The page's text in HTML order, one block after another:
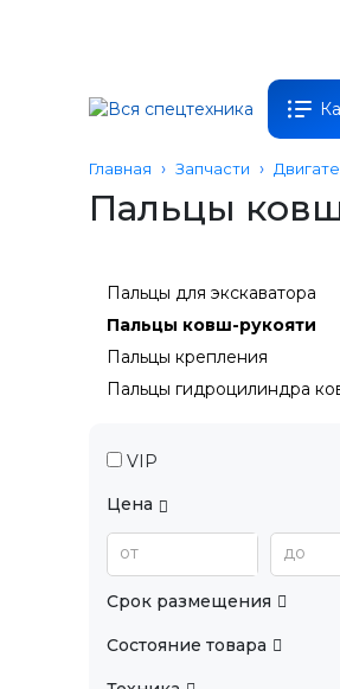
Главная Запчасти
Пальцы
Пальцы для экскаватора
Пальцы ковш-рукояти
Пальцы крепления
Пальцы гидроцилиндра
VIP
Цена
от до
Срок размещения
Состояние товара